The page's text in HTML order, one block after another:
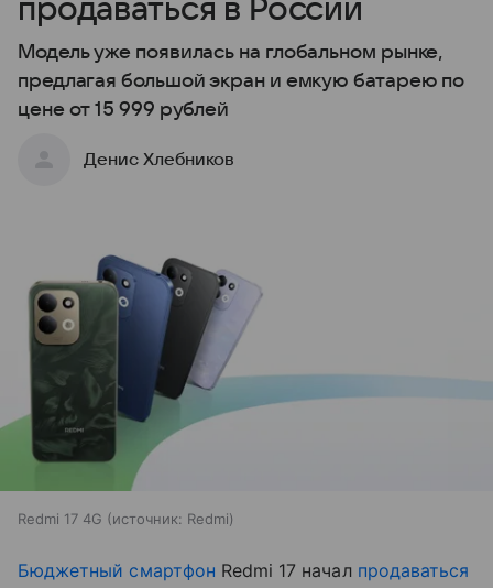
продаваться в России
Модель уже появилась на глобальном рынке,
предлагая большой экран и емкую батарею по
цене от 15 999 рублей
Денис Хлебников
Redmi 17 4G источник: Redmi
Бюджетный смартфон Redmi 17 начал продаваться